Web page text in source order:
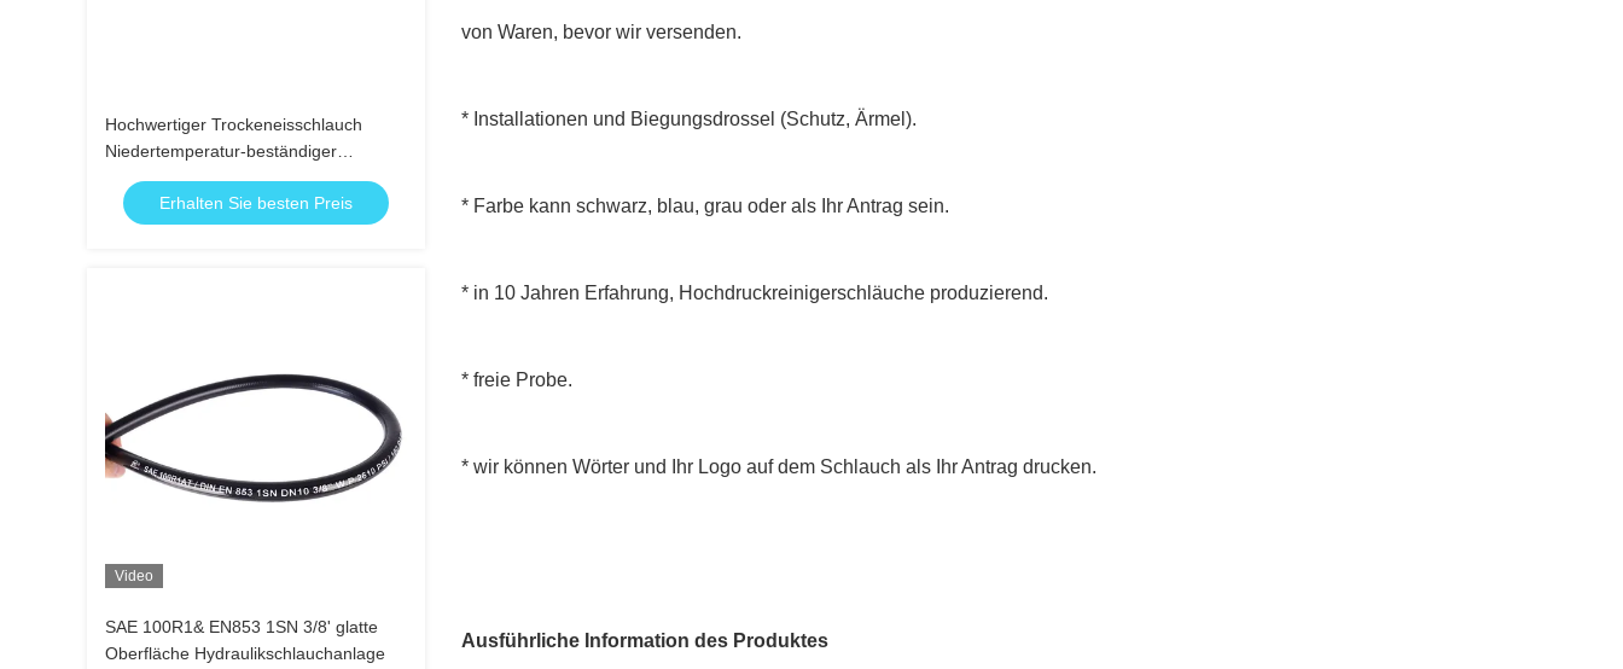
Hochwertiger Trockeneisschlauch
Niedertemperatur-beständiger
Schlauch
Erhalten Sie besten Preis
Video
SAE 100R1& EN853 1SN 3/8' glatte
Oberfläche Hydraulikschlauchanlage
von Waren, bevor wir versenden.
* Installationen und Biegungsdrossel (Schutz, Ärmel).
* Farbe kann schwarz, blau, grau oder als Ihr Antrag sein.
* in 10 Jahren Erfahrung, Hochdruckreinigerschläuche produzierend.
* freie Probe.
* wir können Wörter und Ihr Logo auf dem Schlauch als Ihr Antrag drucken.
Ausführliche Information des Produktes